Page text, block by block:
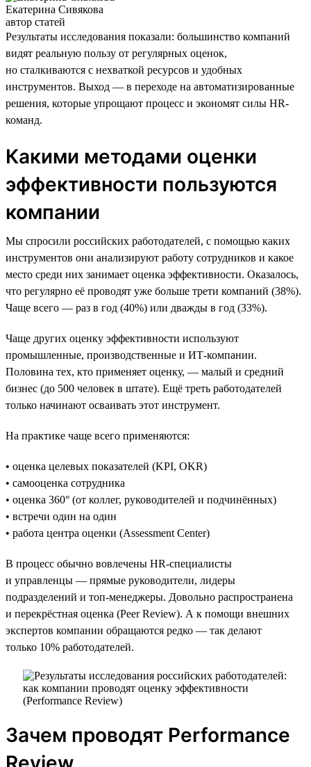
Екатерина Сивякова
автор статей
Результаты исследования показали: большинство компаний
видят реальную пользу от регулярных оценок,
но сталкиваются с нехваткой ресурсов и удобных
инструментов. Выход — в переходе на автоматизированные
решения, которые упрощают процесс и экономят силы HR-
команд.
Какими методами оценки
эффективности пользуются
компании
Мы спросили российских работодателей, с помощью каких
инструментов они анализируют работу сотрудников и какое
место среди них занимает оценка эффективности. Оказалось,
что регулярно её проводят уже больше трети компаний (38%).
Чаще всего — раз в год (40%) или дважды в год (33%).
Чаще других оценку эффективности используют
промышленные, производственные и ИТ-компании.
Половина тех, кто применяет оценку, — малый и средний
бизнес (до 500 человек в штате). Ещё треть работодателей
только начинают осваивать этот инструмент.
На практике чаще всего применяются:
• оценка целевых показателей (KPI, OKR)
• самооценка сотрудника
• оценка 360° (от коллег, руководителей и подчинённых)
• встречи один на один
• работа центра оценки (Assessment Center)
В процесс обычно вовлечены HR-специалисты
и управленцы — прямые руководители, лидеры
подразделений и топ-менеджеры. Довольно распространена
и перекрёстная оценка (Peer Review). А к помощи внешних
экспертов компании обращаются редко — так делают
только 10% работодателей.
Зачем проводят Performance